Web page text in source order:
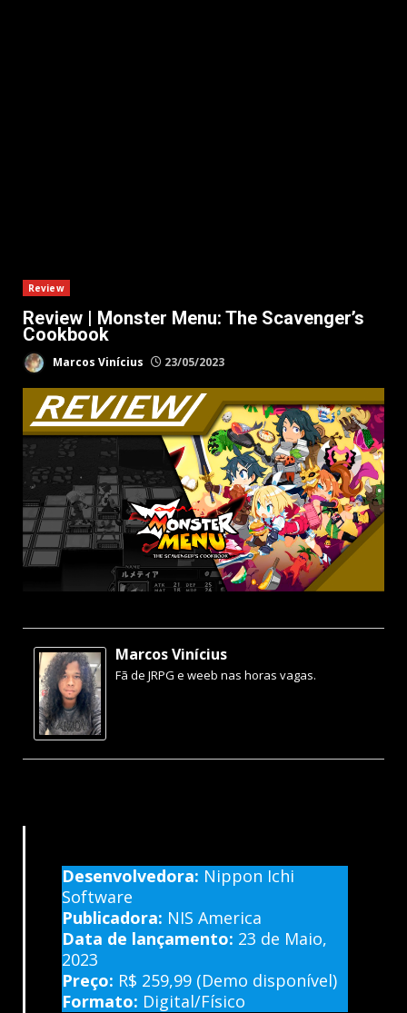
Review
Review | Monster Menu: The Scavenger’s
Cookbook
Marcos Vinícius 23/05/2023
Marcos Vinícius
Fã de JRPG e weeb nas horas vagas.
Desenvolvedora: Nippon Ichi
Software
Publicadora: NIS America
Data de lançamento: 23 de Maio,
2023
Preço: R$ 259,99(Demo disponível)
Formato: Digital/Físico